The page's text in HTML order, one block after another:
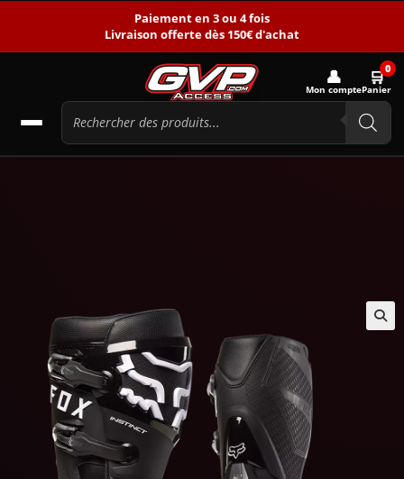
Paiement en 3 ou 4 fois
Livraison offerte dès 150€ d'achat
👤
Mon compte
🛒0
Panier